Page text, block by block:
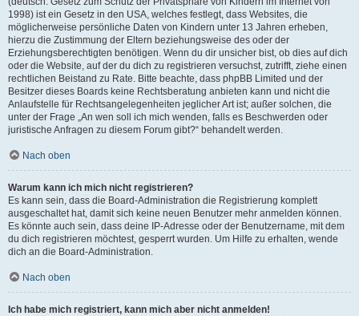
1998) ist ein Gesetz in den USA, welches festlegt, dass Websites, die
möglicherweise persönliche Daten von Kindern unter 13 Jahren erheben,
hierzu die Zustimmung der Eltern beziehungsweise des oder der
Erziehungsberechtigten benötigen. Wenn du dir unsicher bist, ob dies auf dich
oder die Website, auf der du dich zu registrieren versuchst, zutrifft, ziehe einen
rechtlichen Beistand zu Rate. Bitte beachte, dass phpBB Limited und der
Besitzer dieses Boards keine Rechtsberatung anbieten kann und nicht die
Anlaufstelle für Rechtsangelegenheiten jeglicher Art ist; außer solchen, die
unter der Frage „An wen soll ich mich wenden, falls es Beschwerden oder
juristische Anfragen zu diesem Forum gibt?“ behandelt werden.
Nach oben
Warum kann ich mich nicht registrieren?
Es kann sein, dass die Board-Administration die Registrierung komplett
ausgeschaltet hat, damit sich keine neuen Benutzer mehr anmelden können.
Es könnte auch sein, dass deine IP-Adresse oder der Benutzername, mit dem
du dich registrieren möchtest, gesperrt wurden. Um Hilfe zu erhalten, wende
dich an die Board-Administration.
Nach oben
Ich habe mich registriert, kann mich aber nicht anmelden!